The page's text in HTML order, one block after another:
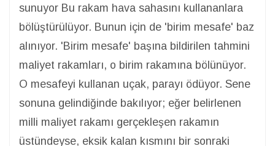
sunuyor Bu rakam hava sahasını kullananlara
bölüştürülüyor. Bunun için de 'birim mesafe' baz
alınıyor. 'Birim mesafe' başına bildirilen tahmini
maliyet rakamları, o birim rakamına bölünüyor.
O mesafeyi kullanan uçak, parayı ödüyor. Sene
sonuna gelindiğinde bakılıyor; eğer belirlenen
milli maliyet rakamı gerçekleşen rakamın
üstündeyse, eksik kalan kısmını bir sonraki